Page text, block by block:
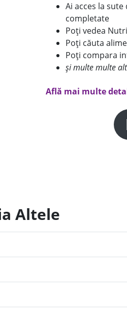
Ai acces la
completate
Poți vedea
Poți căuta
Poți compara
și multe multe
Află mai multe
Altele